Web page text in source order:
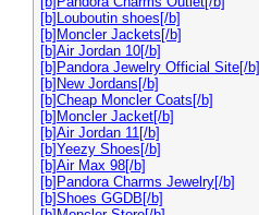
[b]Louboutin shoes[/b]
[b]Moncler Jackets[/b]
[b]Air Jordan 10[/b]
[b]Pandora Jewelry Official Site[/b]
[b]New Jordans[/b]
[b]Cheap Moncler Coats[/b]
[b]Moncler Jacket[/b]
[b]Air Jordan 11[/b]
[b]Yeezy Shoes[/b]
[b]Air Max 98[/b]
[b]Pandora Charms Jewelry[/b]
[b]Shoes GGDB[/b]